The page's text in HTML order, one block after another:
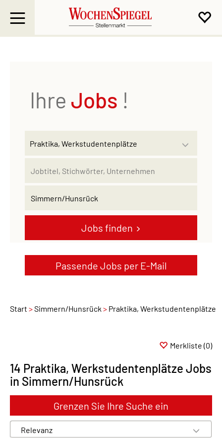
Passende Jobs per E-Mail
Ihre Jobs !
Jobs finden
Start Simmern/Hunsrück Praktika, Werkstudentenplätze
Merkliste (0)
14 Praktika, Werkstudentenplätze Jobs
in Simmern/Hunsrück
Grenzen Sie Ihre Suche ein